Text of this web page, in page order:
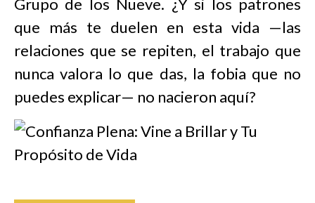
Grupo de los Nueve. ¿Y si los patrones
que más te duelen en esta vida —las
relaciones que se repiten, el trabajo que
nunca valora lo que das, la fobia que no
puedes explicar— no nacieron aquí?